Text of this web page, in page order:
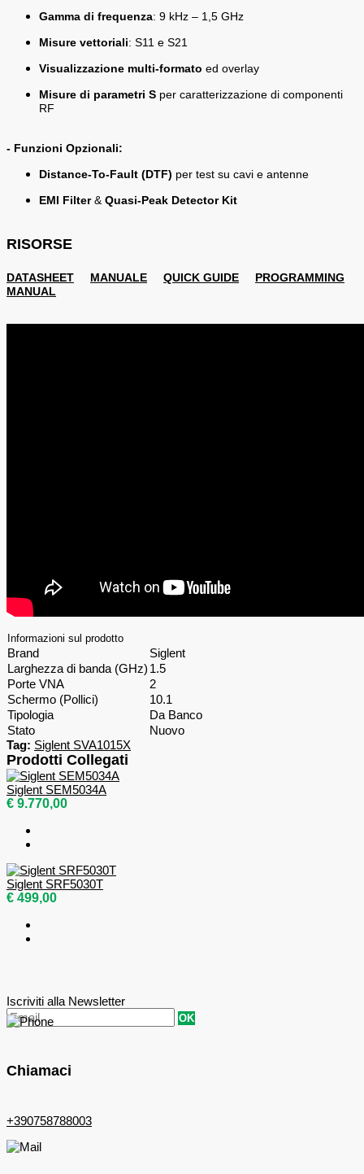
Gamma di frequenza: 9 kHz – 1,5 GHz
Misure vettoriali: S11 e S21
Visualizzazione multi-formato ed overlay
Misure di parametri S per caratterizzazione di componenti
RF
- Funzioni Opzionali:
Distance-To-Fault (DTF) per test su cavi e antenne
EMI Filter& Quasi-Peak Detector Kit
RISORSE
DATASHEET MANUALE QUICK GUIDE
PROGRAMMING
MANUAL
Informazioni sul prodotto
Brand
Siglent
Larghezza di banda (GHz) 1.5
Porte VNA
2
Schermo (Pollici)
10.1
Tipologia
Da Banco
Stato
Nuovo
Tag: Siglent SVA1015X
Prodotti Collegati
Siglent SEM5034A
€ 9.770,00
Siglent SRF5030T
€ 499,00
Iscriviti alla Newsletter
OK
Chiamaci
+390758788003